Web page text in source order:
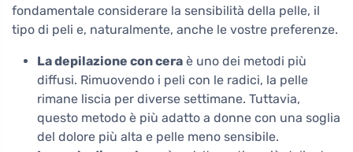
fondamentale considerare la sensibilità della pelle, il
tipo di peli e, naturalmente, anche le vostre preferenze.
La depilazione con cera è uno dei metodi più
diffusi. Rimuovendo i peli con le radici, la pelle
rimane liscia per diverse settimane. Tuttavia,
questo metodo è più adatto a donne con una soglia
del dolore più alta e pelle meno sensibile.